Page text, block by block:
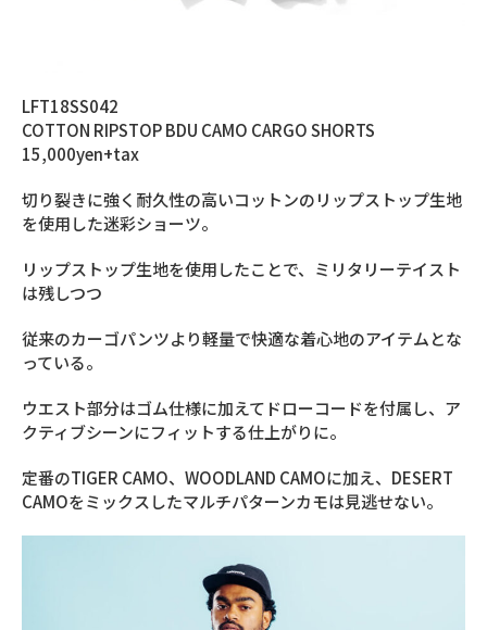
LFT18SS042
COTTON RIPSTOP BDU CAMO CARGO SHORTS
15,000yen+tax
切り裂きに強く耐久性の高いコットンのリップストップ生地
を使用した迷彩ショーツ。
リップストップ生地を使用したことで、ミリタリーテイスト
は残しつつ
従来のカーゴパンツより軽量で快適な着心地のアイテムとな
っている。
ウエスト部分はゴム仕様に加えてドローコードを付属し、ア
クティブシーンにフィットする仕上がりに。
定番のTIGER CAMO、WOODLAND CAMOに加え、DESERT
CAMOをミックスしたマルチパターンカモは見逃せない。